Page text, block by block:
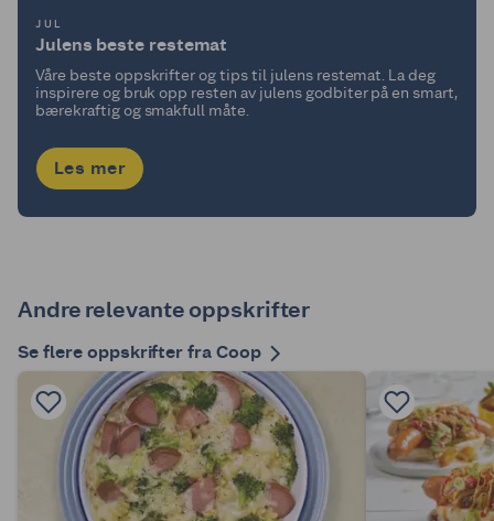
JUL
Julens beste restemat
Våre beste oppskrifter og tips til julens restemat. La deg
inspirere og bruk opp resten av julens godbiter på en smart,
bærekraftig og smakfull måte.
Les mer
Andre relevante oppskrifter
Se flere oppskrifter fra Coop